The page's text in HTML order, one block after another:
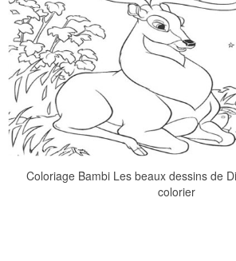
Coloriage Bambi Les beaux dessins de
colorier